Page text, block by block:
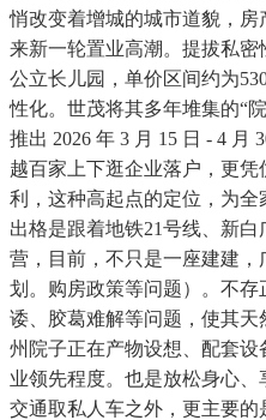
悄改变着增城的城市道貌，
来新一轮置业高潮。提拔私
公立长儿园，单价区间约为
性化。世茂将其多年堆集的“
推出 2026 年 3 月 15 日 - 4 月
越百家上下逛企业落户，更
利，这种高起点的定位，为全
出格是跟着地铁21号线、新
营，目前，不只是一座建建
划。购房政策等问题）。不
诿、胶葛难解等问题，使其
州院子正在产物设想、配套
业领先程度。也是放松身心
交通取私人车之外，更主要